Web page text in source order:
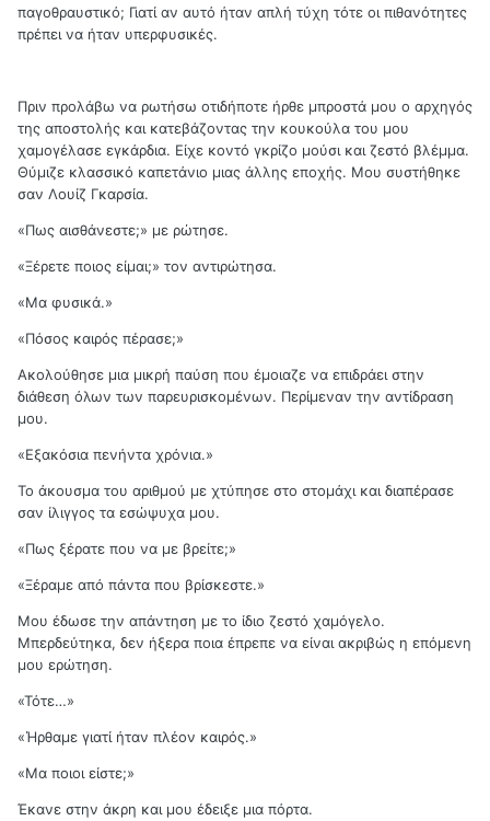
παγοθραυστικό; Γιατί αν αυτό ήταν απλή τύχη τότε οι πιθανότητες
πρέπει να ήταν υπερφυσικές.
Πριν προλάβω να ρωτήσω οτιδήποτε ήρθε μπροστά μου ο αρχηγός
της αποστολής και κατεβάζοντας την κουκούλα του μου
χαμογέλασε εγκάρδια. Είχε κοντό γκρίζο μούσι και ζεστό βλέμμα.
Θύμιζε κλασσικό καπετάνιο μιας άλλης εποχής. Μου συστήθηκε
σαν Λουίζ Γκαρσία.
«Πως αισθάνεστε;» με ρώτησε.
«Ξέρετε ποιος είμαι;» τον αντιρώτησα.
«Μα φυσικά.»
«Πόσος καιρός πέρασε;»
Ακολούθησε μια μικρή παύση που έμοιαζε να επιδράει στην
διάθεση όλων των παρευρισκομένων. Περίμεναν την αντίδραση
μου.
«Εξακόσια πενήντα χρόνια.»
Το άκουσμα του αριθμού με χτύπησε στο στομάχι και διαπέρασε
σαν ίλιγγος τα εσώψυχα μου.
«Πως ξέρατε που να με βρείτε;»
«Ξέραμε από πάντα που βρίσκεστε.»
Μου έδωσε την απάντηση με το ίδιο ζεστό χαμόγελο.
Μπερδεύτηκα, δεν ήξερα ποια έπρεπε να είναι ακριβώς η επόμενη
μου ερώτηση.
«Τότε…»
«Ήρθαμε γιατί ήταν πλέον καιρός.»
«Μα ποιοι είστε;»
Έκανε στην άκρη και μου έδειξε μια πόρτα.